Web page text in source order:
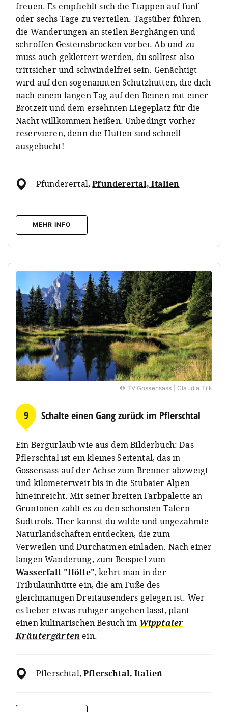
freuen. Es empfiehlt sich die Etappen auf fünf
oder sechs Tage zu verteilen. Tagsüber führen
die Wanderungen an steilen Berghängen und
schroffen Gesteinsbrocken vorbei. Ab und zu
muss auch geklettert werden, du solltest also
trittsicher und schwindelfrei sein. Genächtigt
wird auf den sogenannten Schutzhütten, die dich
nach einem langen Tag auf den Beinen mit einer
Brotzeit und dem ersehnten Liegeplatz für die
Nacht willkommen heißen. Unbedingt vorher
reservieren, denn die Hütten sind schnell
ausgebucht!
Pfunderertal,Pfunderertal, Italien
MEHR INFO
© TV Gossensass | Claudia Tilk
9 Schalte einen Gang zurück im Pflerschtal
Ein Bergurlaub wie aus dem Bilderbuch: Das
Pflerschtal ist ein kleines Seitental, das in
Gossensass auf der Achse zum Brenner abzweigt
und kilometerweit bis in die Stubaier Alpen
hineinreicht. Mit seiner breiten Farbpalette an
Grüntönen zählt es zu den schönsten Tälern
Südtirols. Hier kannst du wilde und ungezähmte
Naturlandschaften entdecken, die zum
Verweilen und Durchatmen einladen. Nach einer
langen Wanderung, zum Beispiel zum
Wasserfall "Hölle", kehrt man in der
Tribulaunhütte ein, die am Fuße des
gleichnamigen Dreitausenders gelegen ist. Wer
es lieber etwas ruhiger angehen lässt, plant
einen kulinarischen Besuch im Wipptaler
Kräutergärten ein.
Pflerschtal,Pflerschtal, Italien